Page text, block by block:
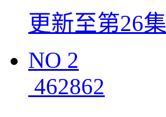
更新至第26集
NO 2
462862